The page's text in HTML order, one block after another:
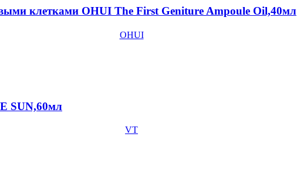
клетками OHUI The First Geniture Ampoule Oil,40мл
OHUI
SUN,60мл
VT